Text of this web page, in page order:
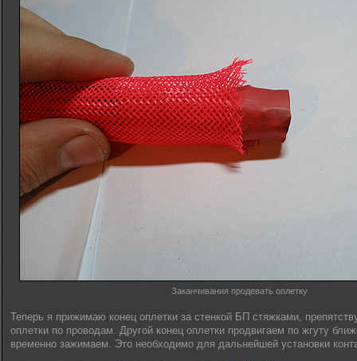
Заканчивания продевать оплетку
Теперь я прижимаю конец оплетки за стенкой БП стяжками,
оплетки по проводам. Другой конец оплетки продвигаем по жгуту
временно зажимаем. Это необходимо для дальнейшей установки